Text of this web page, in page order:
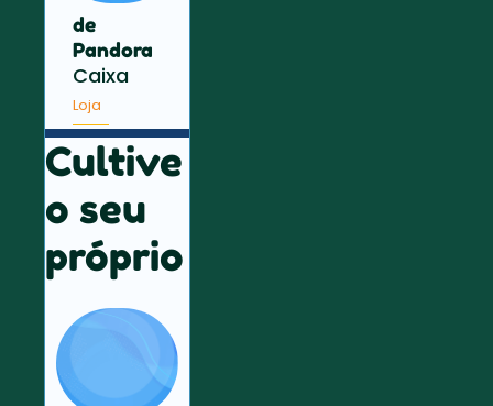
de
Pandora
Caixa
Loja
Cultive
o seu
próprio